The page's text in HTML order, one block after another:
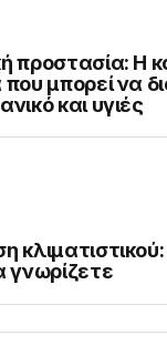
προστασία: Η
μπορεί να
και υγιές
γνωρίζετε